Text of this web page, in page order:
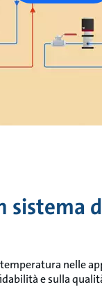
sistema
nelle
e sulla